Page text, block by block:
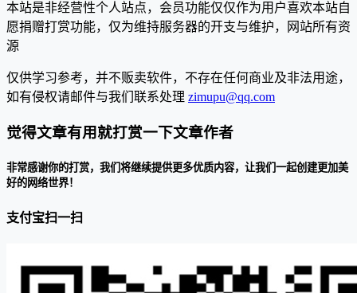
本站是非经营性个人站点，会员功能仅仅作为用户喜欢本站自
愿捐赠打赏功能，仅为维持服务器的开支与维护，网站所有资
源
仅供学习参考，并不贩卖软件，不存在任何商业及非法用途，
如有侵权请邮件与我们联系处理 zimupu@qq.com
觉得文章有用就打赏一下文章作者
非常感谢你的打赏，我们将继续提供更多优质内容，让我们一起创建更加美
好的网络世界！
支付宝扫一扫